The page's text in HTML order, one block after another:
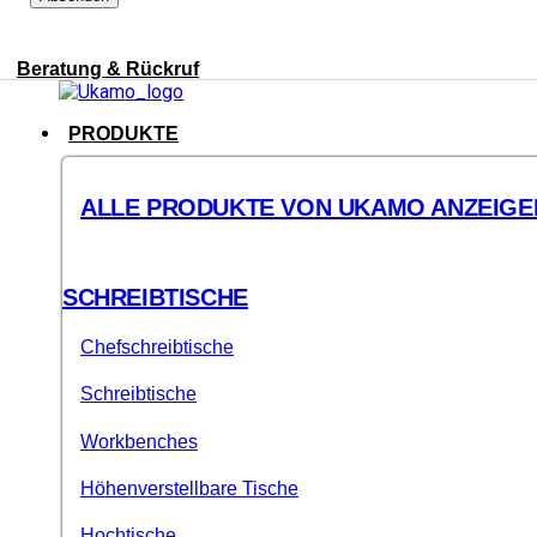
Beratung & Rückruf
PRODUKTE
ALLE PRODUKTE VON UKAMO
SCHREIBTISCHE
Chefschreibtische
Schreibtische
Workbenches
Höhenverstellbare Tische